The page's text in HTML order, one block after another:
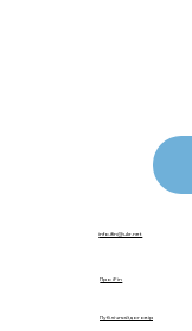
info.ifin@ukr.net
Про iFin
Публічний договір